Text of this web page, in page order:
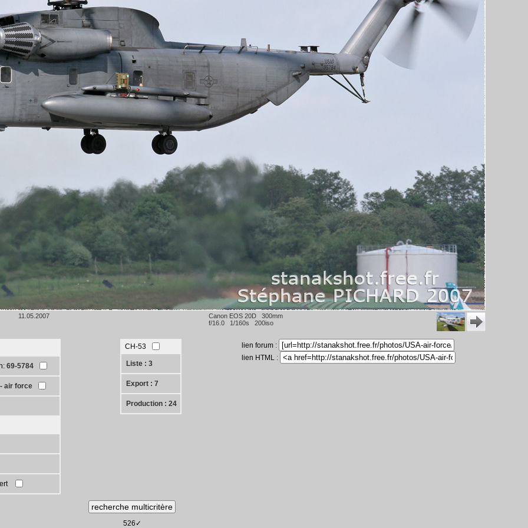
11.05.2007
Canon EOS 20D 300mm
f/16.0 1/160s 200iso
69-5784
air force
CH-53
Liste : 3
Export : 7
Production : 24
lien forum :
lien HTML :
526✓